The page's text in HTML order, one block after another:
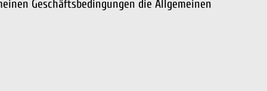
Geschäftsbedingungen die Allgemeinen